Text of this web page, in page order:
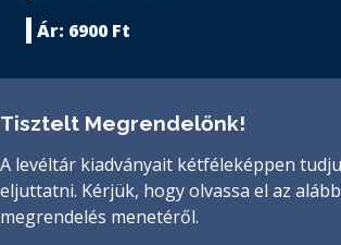
Ár: 6900 Ft
Tisztelt Megrendelőnk!
A levéltár kiadványait kétféleképpen
eljuttatni. Kérjük, hogy olvassa el az
megrendelés menetéről.